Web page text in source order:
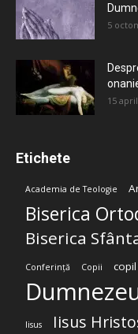
5
15
Etichete
Academia de Teologie
Biserica
Biserica
Conferință Copii copil
Iisus Iisus